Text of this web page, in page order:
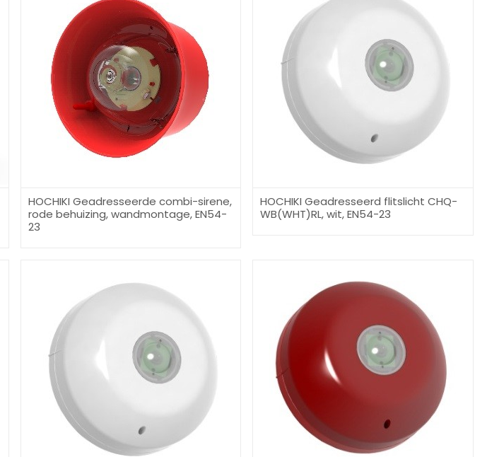
HOCHIKI Geadresseerde combi-sirene,
rode behuizing, wandmontage, EN54-
23
HOCHIKI Geadresseerd flitslicht CHQ-
WB(WHT)RL, wit, EN54-23